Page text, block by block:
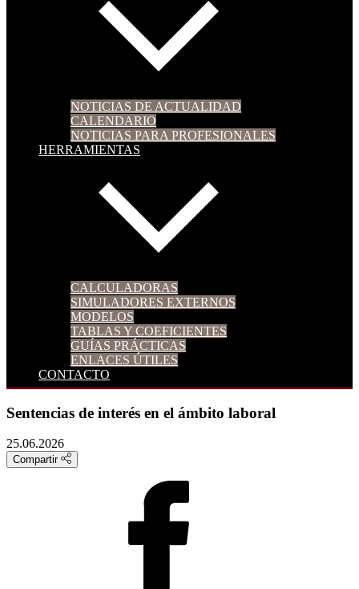
NOTICIAS DE ACTUALIDAD
CALENDARIO
NOTICIAS PARA PROFESIONALES
HERRAMIENTAS
CALCULADORAS
SIMULADORES EXTERNOS
MODELOS
TABLAS Y COEFICIENTES
GUÍAS PRÁCTICAS
ENLACES ÚTILES
CONTACTO
Sentencias de interés en el ámbito laboral
25.06.2026
Compartir